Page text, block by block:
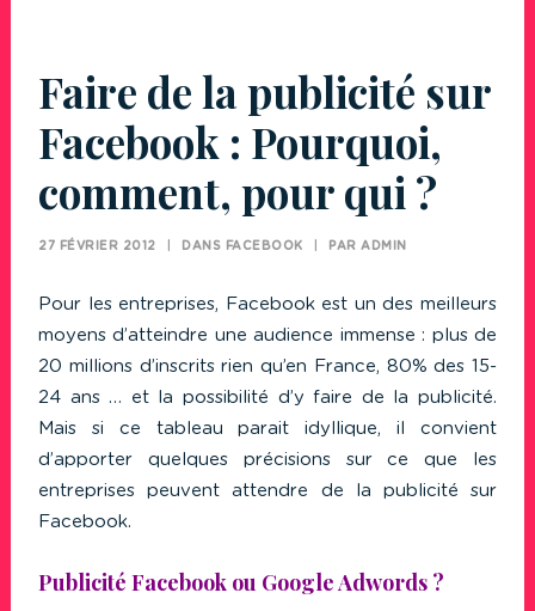
Faire de la publicité sur
Facebook : Pourquoi,
comment, pour qui ?
27 FÉVRIER 2012 DANS FACEBOOK PAR ADMIN
Pour les entreprises, Facebookest un des meilleurs
moyens d’atteindre une audience immense : plus de
20 millions d’inscrits rien qu’en France, 80% des 15-
24 ans … et la possibilité d’y faire de la publicité.
Mais si ce tableau parait idyllique, il convient
d’apporter quelques précisions sur ce que les
entreprises peuvent attendre de la publicité sur
Facebook.
Publicité Facebook ou Google Adwords ?